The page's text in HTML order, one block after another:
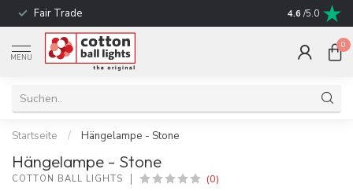
Fair Trade schnelle
4.6 /5.0
MENU
0
Startseite / Hängelampe - Stone
Hängelampe - Stone
COTTON BALL LIGHTS (0)